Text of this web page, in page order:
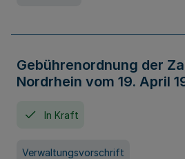
Gebührenordnung der
Nordrhein vom 19. April
In Kraft
Verwaltungsvorschrift